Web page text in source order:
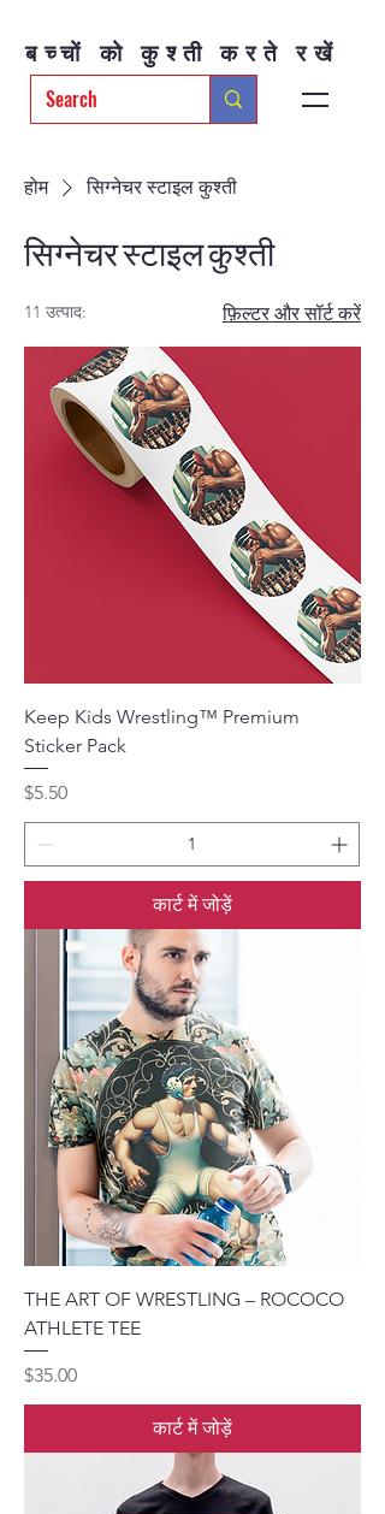
बच्चों को कुश्ती करते रखें
होम सिग्नेचर स्टाइल कुश्ती
सिग्नेचर स्टाइल कुश्ती
11 उत्पाद: फ़िल्टर और सॉर्ट करें
Keep Kids Wrestling™ Premium
Sticker Pack
मूल्य
$5.50
कार्ट में जोड़ें
THE ART OF WRESTLING – ROCOCO
ATHLETE TEE
मूल्य
$35.00
कार्ट में जोड़ें